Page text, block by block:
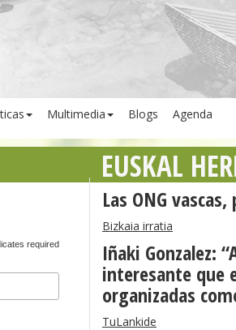
Multimedia Blogs Agenda
required
EUSKAL
Las ONG
Bizkaia irratia
Iñaki Gonzalez:
interesante que
organizadas
TuLankide